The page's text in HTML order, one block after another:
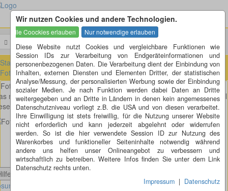
Wir nutzen Cookies und andere Technologien.
Diese Website nutzt Cookies und vergleichbare Funktionen wie
Session IDs zur Verarbeitung von Endgeräteinformationen und
personenbezogenen Daten. Die Verarbeitung dient der Einbindung von
Inhalten, externen Diensten und Elementen Dritter, der statistischen
Analyse/Messung, der personalisierten Werbung sowie der Einbindung
sozialer Medien. Je nach Funktion werden dabei Daten an Dritte
weitergegeben und an Dritte in Ländern in denen kein angemessenes
Datenschutzniveau vorliegt z.B. die USA und von diesen verarbeitet.
Ihre Einwilligung ist stets freiwillig, für die Nutzung unserer Website
nicht erforderlich und kann jederzeit abgelehnt oder widerrufen
werden. So ist die hier verwendete Session ID zur Nutzung des
Warenkorbes und funktioneller Seiteninhalte notwendig während
andere uns helfen unser Onlineangebot zu verbessern und
wirtschaftlich zu betreiben. Weitere Infos finden Sie unter dem Link
Datenschutz rechts unten.
Impressum | Datenschutz
Startseite » Fotorätsel » Fotorätsel 1 bis 100 » Fotorätsel 81 bis 90 »
Fotorätsel 85
Fotorätsel 85
man so alles im Keller in alten Schachteln finden kann, zum Beispiel
Bleistifthalter in Igel-Form, oder?
anzeigen
Fotorätsel anzeigen